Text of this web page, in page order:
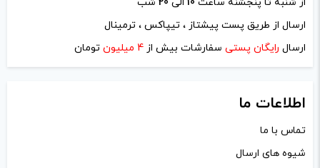
نام *
ارسال از طریق پست پیشتاز ، تیپاکس ، ترمینال
ارسال رایگان پستی سفارشات بیش از 4 میلیون تومان
اطلاعات ما
تماس با ما
شیوه های ارسال